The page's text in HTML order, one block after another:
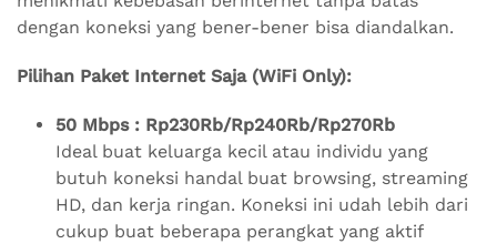
dengan koneksi yang bener-bener bisa diandalkan.
Pilihan Paket Internet Saja (WiFi Only):
50 Mbps : Rp230Rb/Rp240Rb/Rp270Rb
Ideal buat keluarga kecil atau individu yang
butuh koneksi handal buat browsing, streaming
HD, dan kerja ringan. Koneksi ini udah lebih dari
cukup buat beberapa perangkat yang aktif